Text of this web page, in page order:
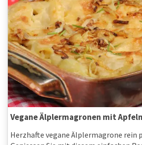
Vegane Älplermagronen mit
Herzhafte vegane Älplermagrone rein